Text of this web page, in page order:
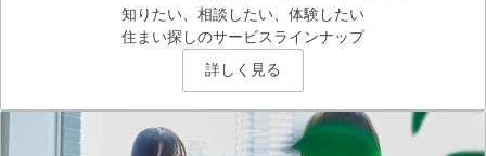
知りたい、相談したい、体験したい
住まい探しのサービスラインナップ
詳しく見る